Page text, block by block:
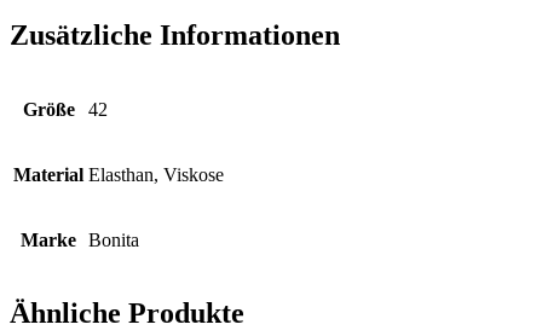
Zusätzliche Informationen
Größe 42
Material Elasthan, Viskose
Marke Bonita
Ähnliche Produkte